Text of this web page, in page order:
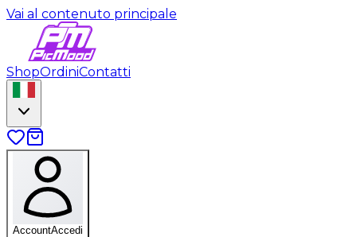
Vai al contenuto principale
ShopOrdiniContatti
AccountAccedi